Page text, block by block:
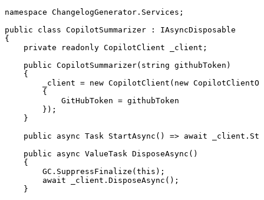
namespace ChangelogGenerator . Services ;
public class CopilotSummarizer :
IAsyncDisposable
{
    private
readonly CopilotClient _client;
    public
CopilotSummarizer( string githubToken)
    {
        _client
= new CopilotClient ( new
        {
            GitHubToken
= githubToken
        });
    }
    public
async Task StartAsync () => await _client .
    public
async ValueTask DisposeAsync ()
    {
        GC
. SuppressFinalize ( this );
        await
_client . DisposeAsync ();
    }